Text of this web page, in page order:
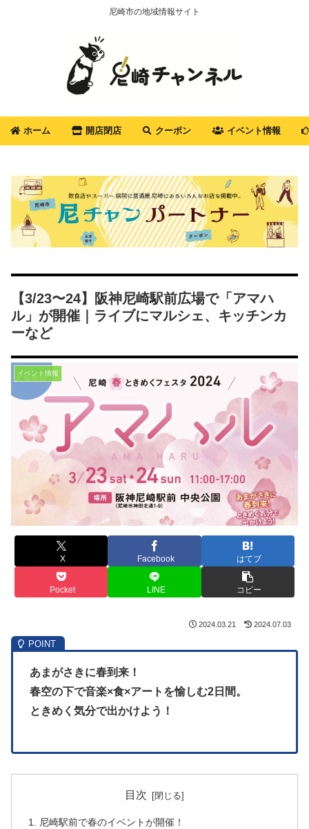
尼崎市の地域情報サイト
ホーム 開店閉店 クーポン イベント情報
【3/23〜24】阪神尼崎駅前広場で「アマハ
ル」が開催｜ライブにマルシェ、キッチンカ
ーなど
イベント情報
X Facebook はてブ
Pocket LINE コピー
2024.03.21 2024.07.03
あまがさきに春到来！
春空の下で音楽×食×アートを愉しむ2日間。
ときめく気分で出かけよう！
目次
尼崎駅前で春のイベントが開催！